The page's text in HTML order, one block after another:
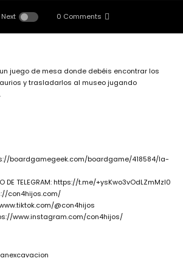
0 Comments
juego de mesa donde debéis encontrar los
y trasladarlos al museo jugando
boardgamegeek.com/boardgame/418584/la-
DE TELEGRAM: https://t.me/+ysKwo3vOdLZmMzI0
con4hijos.com/
@con4hijos
www.instagram.com/con4hijos/